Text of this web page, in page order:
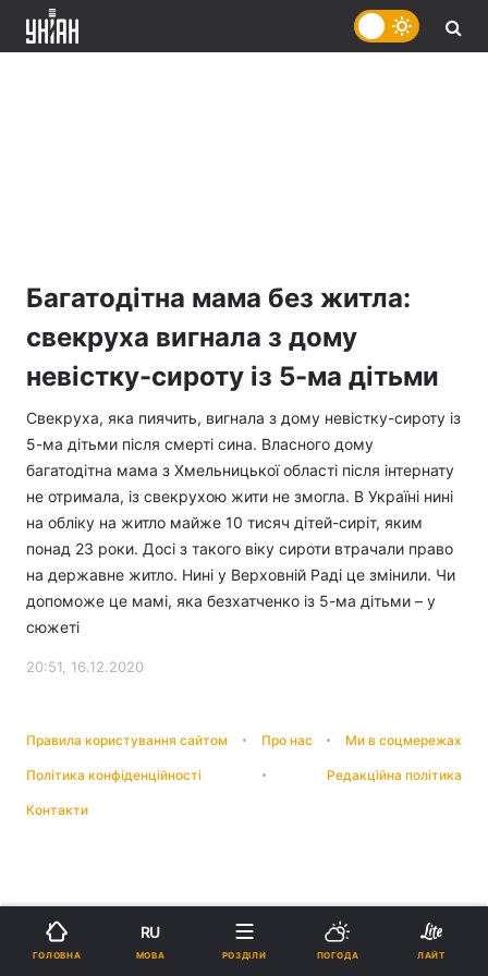
Багатодітна мама без житла:
свекруха вигнала з дому
невістку-сироту із 5-ма дітьми
Свекруха, яка пиячить, вигнала з дому невістку-сироту із
5-ма дітьми після смерті сина. Власного дому
багатодітна мама з Хмельницької області після інтернату
не отримала, із свекрухою жити не змогла. В Україні нині
на обліку на житло майже 10 тисяч дітей-сиріт, яким
понад 23 роки. Досі з такого віку сироти втрачали право
на державне житло. Нині у Верховній Раді це змінили. Чи
допоможе це мамі, яка безхатченко із 5-ма дітьми – у
сюжеті
20:51, 16.12.2020
Правила користування сайтом Про нас Ми в соцмережах
Політика конфіденційності Редакційна політика
Контакти
ГОЛОВНА
RU
МОВА РОЗДІЛИ ПОГОДА ЛАЙТ